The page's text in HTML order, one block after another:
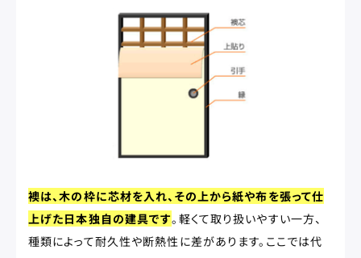
襖は、木の枠に芯材を入れ、その上から紙や布を張って仕
上げた日本独自の建具です。軽くて取り扱いやすい一方、
種類によって耐久性や断熱性に差があります。ここでは代